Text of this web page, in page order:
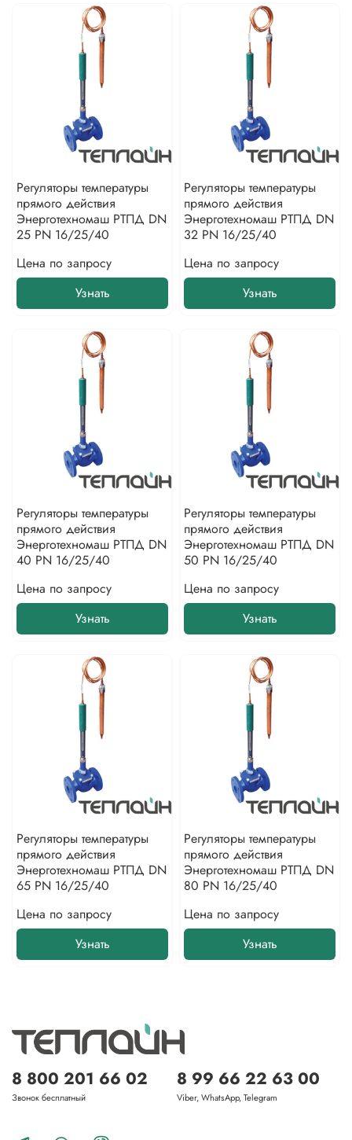
Регуляторы температуры
прямого действия
Энерготехномаш РТПД DN
25 PN 16/25/40
Цена по запросу
Узнать
Регуляторы температуры
прямого действия
Энерготехномаш РТПД DN
32 PN 16/25/40
Цена по запросу
Узнать
Регуляторы температуры
прямого действия
Энерготехномаш РТПД DN
40 PN 16/25/40
Цена по запросу
Узнать
Регуляторы температуры
прямого действия
Энерготехномаш РТПД DN
50 PN 16/25/40
Цена по запросу
Узнать
Регуляторы температуры
прямого действия
Энерготехномаш РТПД DN
65 PN 16/25/40
Цена по запросу
Узнать
Регуляторы температуры
прямого действия
Энерготехномаш РТПД DN
80 PN 16/25/40
Цена по запросу
Узнать
8 800 201 66 02
Звонок бесплатный
8 99 66 22 63 00
Viber, WhatsApp, Telegram